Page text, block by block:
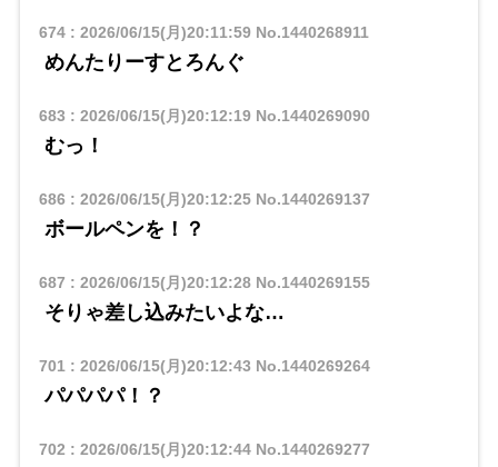
674: 2026/06/15(月)20:11:59No.1440268911
めんたりーすとろんぐ
683 : 2026/06/15(月)20:12:19No.1440269090
むっ！
686 : 2026/06/15(月)20:12:25No.1440269137
ボールペンを！？
687 : 2026/06/15(月)20:12:28No.1440269155
そりゃ差し込みたいよな…
701: 2026/06/15(月)20:12:43 No.1440269264
パパパパ！？
702 : 2026/06/15(月)20:12:44No.1440269277